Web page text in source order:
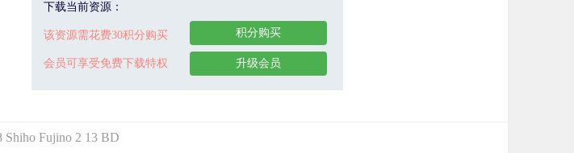
下载当前资源：
该资源需花费30积分购买
会员可享受免费下载特权
积分购买
升级会员
Shiho Fujino 2 13 BD